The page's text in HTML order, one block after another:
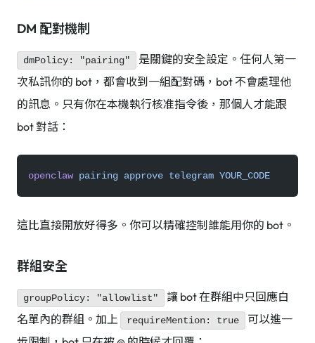
DM 配對機制
dmPolicy: "pairing"
是關鍵的安全設定。任何人第一
次私訊你的 bot，都會收到一組配對碼，bot 不會處理他
的訊息。只有你在本機執行核准指令後，那個人才能跟
bot 對話：
openclaw pairing approve telegram YOUR_CODE
這比直接開放好得多。你可以精確控制誰能用你的 bot。
群組安全
groupPolicy: "allowlist"
讓 bot 在群組中只回應白
名單內的群組。加上
requireMention: true
可以進一